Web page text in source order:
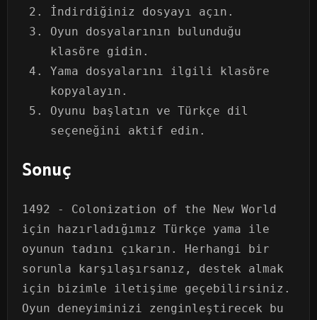
İndirdiğiniz dosyayı açın.
Oyun dosyalarının bulunduğu
klasöre gidin.
Yama dosyalarını ilgili klasöre
kopyalayın.
Oyunu başlatın ve Türkçe dil
seçeneğini aktif edin.
Sonuç
1492 - Colonization of the New World
için hazırladığımız Türkçe yama ile
oyunun tadını çıkarın. Herhangi bir
sorunla karşılaşırsanız, destek almak
için bizimle iletişime geçebilirsiniz.
Oyun deneyiminizi zenginleştirecek bu